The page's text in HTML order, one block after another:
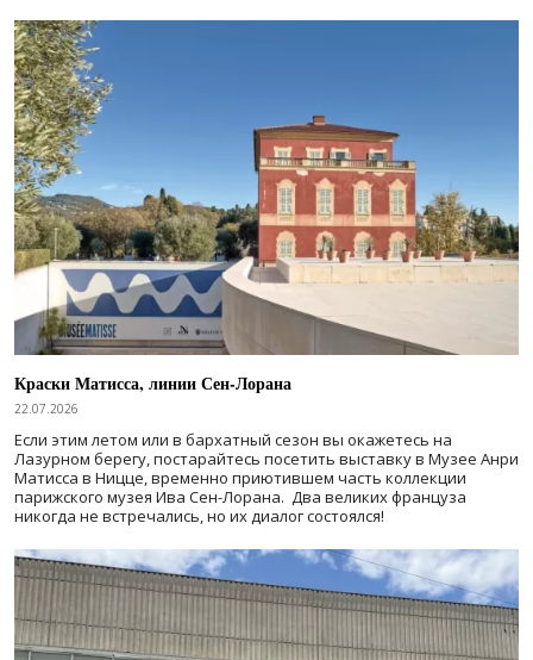
Краски Матисса, линии Сен-Лорана
22.07.2026
Если этим летом или в бархатный сезон вы окажетесь на
Лазурном берегу, постарайтесь посетить выставку в Музее Анри
Матисса в Ницце, временно приютившем часть коллекции
парижского музея Ива Сен-Лорана. Два великих француза
никогда не встречались, но их диалог состоялся!